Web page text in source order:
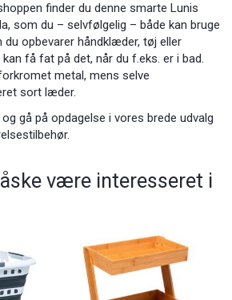
finder du denne smarte Lunis
, som du – selvfølgelig – både kan bruge
du opbevarer håndklæder, tøj eller
få fat på det, når du f.eks. er i bad.
metal, mens selve
sort læder.
gå på opdagelse i vores brede udvalg
være interesseret i